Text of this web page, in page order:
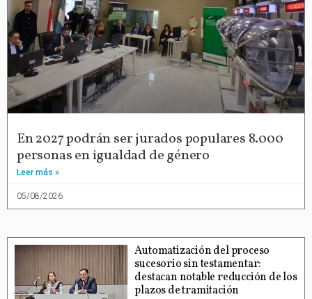
En 2027 podrán ser jurados populares 8.000
personas en igualdad de género
Leer más »
05/08/2026
Automatización del proceso
sucesorio sin testamentar:
destacan notable reducción de los
plazos de tramitación